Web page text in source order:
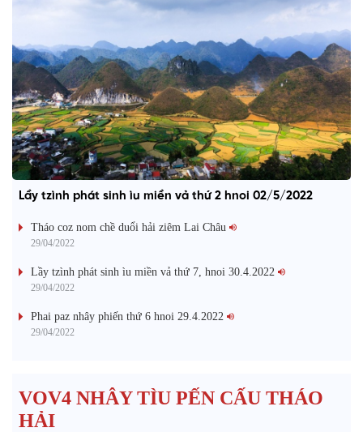
Lầy tzình phát sinh ìu miền vả thứ 2 hnoi 02/5/2022
Tháo coz nom chề duổi hải ziêm Lai Châu
29/04/2022
Lầy tzình phát sinh ìu miền vả thứ 7, hnoi 30.4.2022
29/04/2022
Phai paz nhây phiến thứ 6 hnoi 29.4.2022
29/04/2022
VOV4 NHÂY TÌU PẾN CẤU THÁO
HẢI